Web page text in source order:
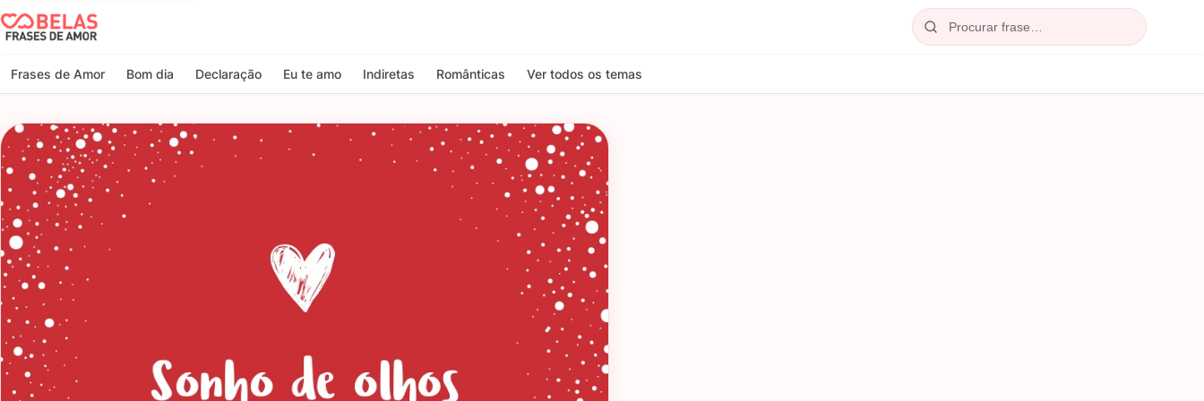
Belas Frases de Amor
Frases de Amor Bom dia Declaração Eu te amo Indiretas Românticas Ver todos os temas